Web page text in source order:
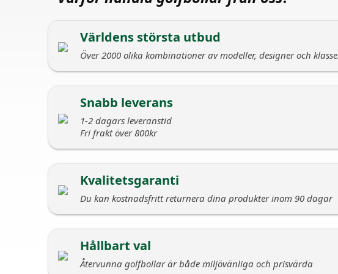
Världens största utbud
Över 2000 olika kombinationer av modeller, designer och
Snabb leverans
1-2 dagars leveranstid
Fri frakt över 800kr
Kvalitetsgaranti
Du kan kostnadsfritt returnera dina produkter inom 90 dagar
Hållbart val
Återvunna golfbollar är både miljövänliga och prisvärda